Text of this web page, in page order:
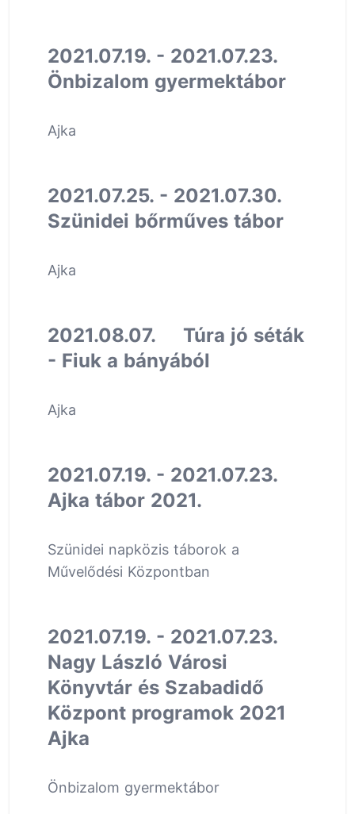
2021.07.19. - 2021.07.23.
Önbizalom gyermektábor
Ajka
2021.07.25. - 2021.07.30.
Szünidei bőrműves tábor
Ajka
2021.08.07. Túra jó séták
- Fiuk a bányából
Ajka
2021.07.19. - 2021.07.23.
Ajka tábor 2021.
Szünidei napközis táborok a
Művelődési Központban
2021.07.19. - 2021.07.23.
Nagy László Városi
Könyvtár és Szabadidő
Központ programok 2021
Ajka
Önbizalom gyermektábor